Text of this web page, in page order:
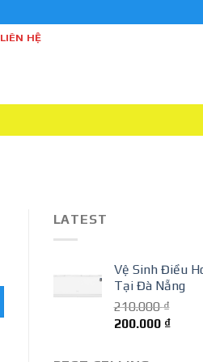
LIÊN HỆ
LATEST
Vệ Sinh Điều
Tại Đà Nẵng
210.000₫
Giá
200.000 ₫Giá